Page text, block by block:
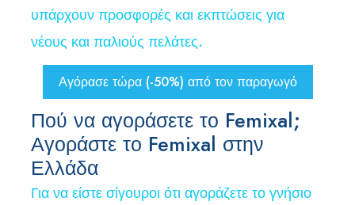
υπάρχουν προσφορές και εκπτώσεις για
νέους και παλιούς πελάτες.
Αγόρασε τώρα (-50%) από τον παραγωγό
Πού να αγοράσετε το Femixal;
Αγοράστε το Femixal στην
Ελλάδα
Για να είστε σίγουροι ότι αγοράζετε το γνήσιο